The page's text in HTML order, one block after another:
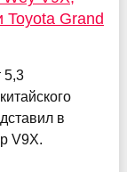
Toyota Grand
5,3
в
V9X.